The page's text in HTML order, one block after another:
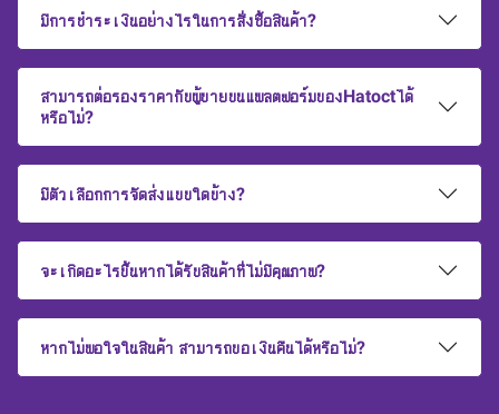
มีการชำระเงินอย่างไรในการสั่งซื้อสินค้า?
สามารถต่อรองราคากับผู้ขายบนแพลตฟอร์มของHatoctได้
หรือไม่?
มีตัวเลือกการจัดส่งแบบใดบ้าง?
จะเกิดอะไรขึ้นหากได้รับสินค้าที่ไม่มีคุณภาพ?
หากไม่พอใจในสินค้า สามารถขอเงินคืนได้หรือไม่?